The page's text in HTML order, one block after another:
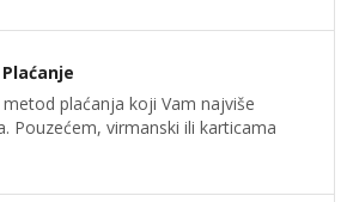
plaćanja koji Vam najviše
Pouzećem, virmanski ili karticama